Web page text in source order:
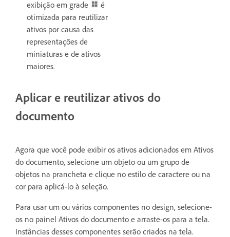
exibição em grade
é
otimizada para reutilizar
ativos por causa das
representações de
miniaturas e de ativos
maiores.
Aplicar e reutilizar ativos do
documento
Agora que você pode exibir os ativos adicionados em Ativos
do documento, selecione um objeto ou um grupo de
objetos na prancheta e clique no estilo de caractere ou na
cor para aplicá-lo à seleção.
Para usar um ou vários componentes no design, selecione-
os no painel Ativos do documento e arraste-os para a tela.
Instâncias desses componentes serão criados na tela.